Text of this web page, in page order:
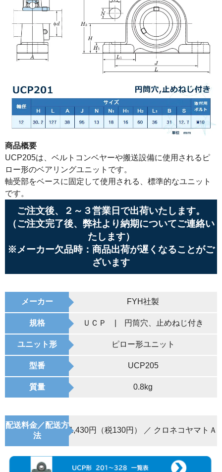
商品概要
UCP205は、ベルトコンベヤーや搬送設備に使用されるピ
ロー形のベアリングユニットです。
軸受部をベースに固定して使用される、標準的なユニット
です。
ご注文後、２～３営業日で出荷いたします。
（ご注文完了後、弊社より納期についてご連絡い
たします）
※メーカー欠品時：商品出荷が遅くなることがご
ざいます
メーカー FYH社製
規格 ＵＣＰ | 円筒穴、止めねじ付き
ユニット形 ピロー形ユニット
型番 UCP205
質量 0.8kg
配送料金／配送方
法
1,430円（税130円） ／ クロネコヤマトＡ